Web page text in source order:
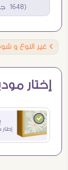
(1648 جنيه )
Ö غير النوع و
إختار